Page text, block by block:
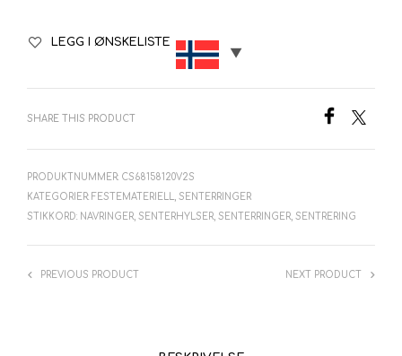
LEGG I ØNSKELISTE
SHARE THIS PRODUCT
PRODUKTNUMMER: CS68158120V2S
KATEGORIER: FESTEMATERIELL
SENTERRINGER
STIKKORD: NAVRINGER SENTERHYLSER SENTERRINGER SENTRERING
PREVIOUS PRODUCT NEXT PRODUCT